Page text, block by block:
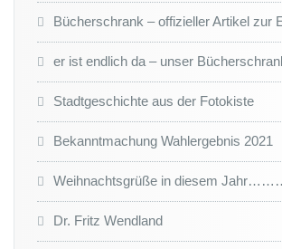
Bücherschrank – offizieller Artikel zur
er ist endlich da – unser
Stadtgeschichte aus der Fotokiste
Bekanntmachung Wahlergebnis 2021
Weihnachtsgrüße in diesem
Dr. Fritz Wendland